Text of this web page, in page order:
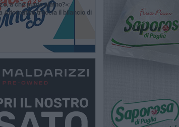
a che punto siamo?»:
Alternativa traccia il bilancio di